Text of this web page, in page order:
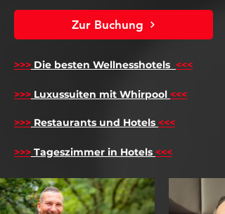
Zur Buchung
>>> Die besten Wellnesshotels <<<
>>> Luxussuiten mit Whirpool <<<
>>> Restaurants und Hotels <<<
>>> Tageszimmer in Hotels <<<